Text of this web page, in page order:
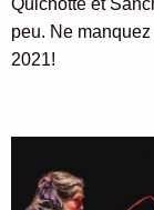
Quichotte et
peu. Ne
2021!